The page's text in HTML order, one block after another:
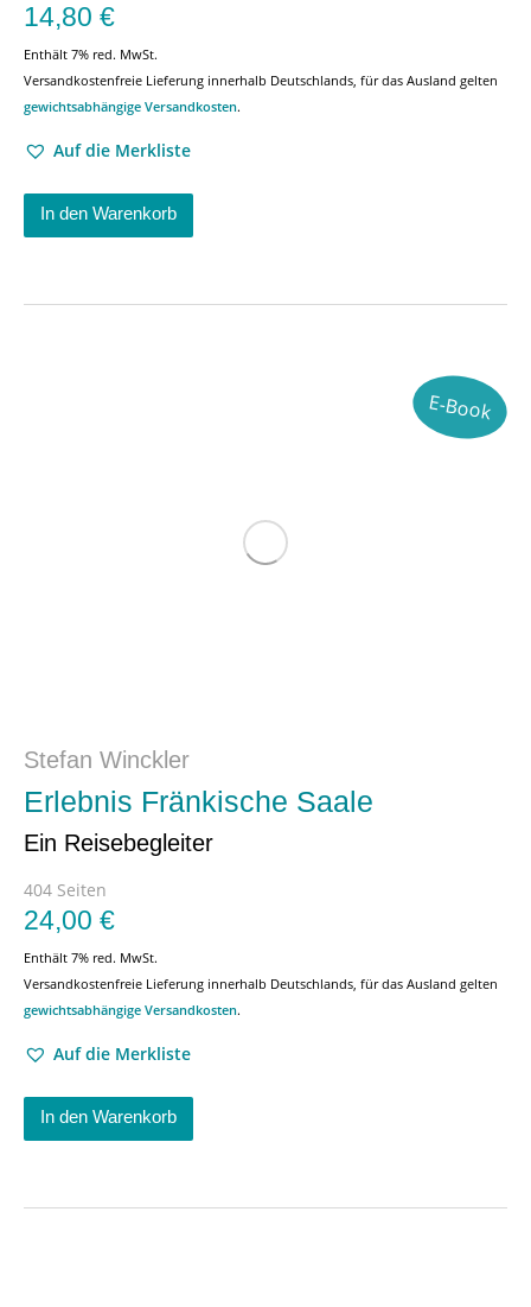
14,80 €
Enthält 7% red. MwSt.
Versandkostenfreie Lieferung innerhalb Deutschlands, für das Ausland gelten
gewichtsabhängige Versandkosten.
Auf die Merkliste
In den Warenkorb
E-Book
Stefan Winckler
Erlebnis Fränkische Saale
Ein Reisebegleiter
404 Seiten
24,00 €
Enthält 7% red. MwSt.
Versandkostenfreie Lieferung innerhalb Deutschlands, für das Ausland gelten
gewichtsabhängige Versandkosten.
Auf die Merkliste
In den Warenkorb